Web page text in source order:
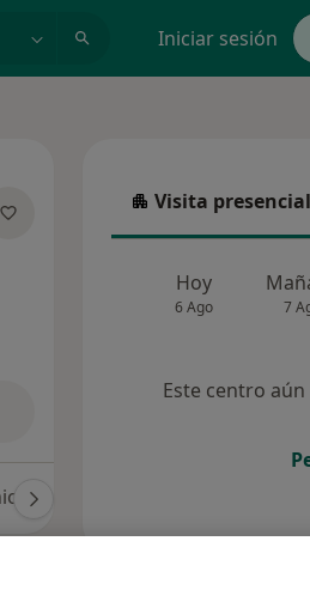
Iniciar sesión
(17)
Visita presencial
Visita presencial
Hoy
6 Ago 7
Este centro